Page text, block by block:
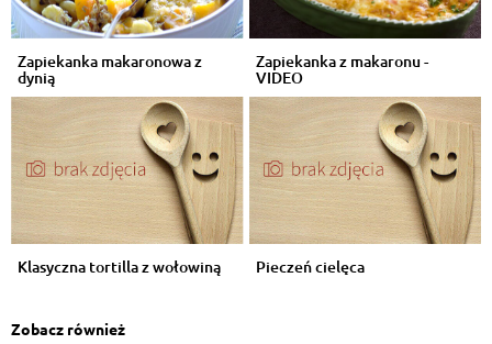
Zapiekanka makaronowa z
dynią
Zapiekanka z makaronu -
VIDEO
Klasyczna tortilla z wołowiną Pieczeń cielęca
Zobacz również